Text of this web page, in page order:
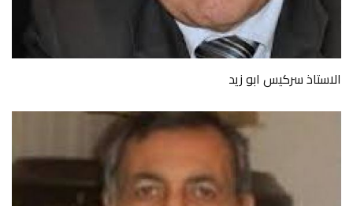
الاستاذ سركيس ابو زيد